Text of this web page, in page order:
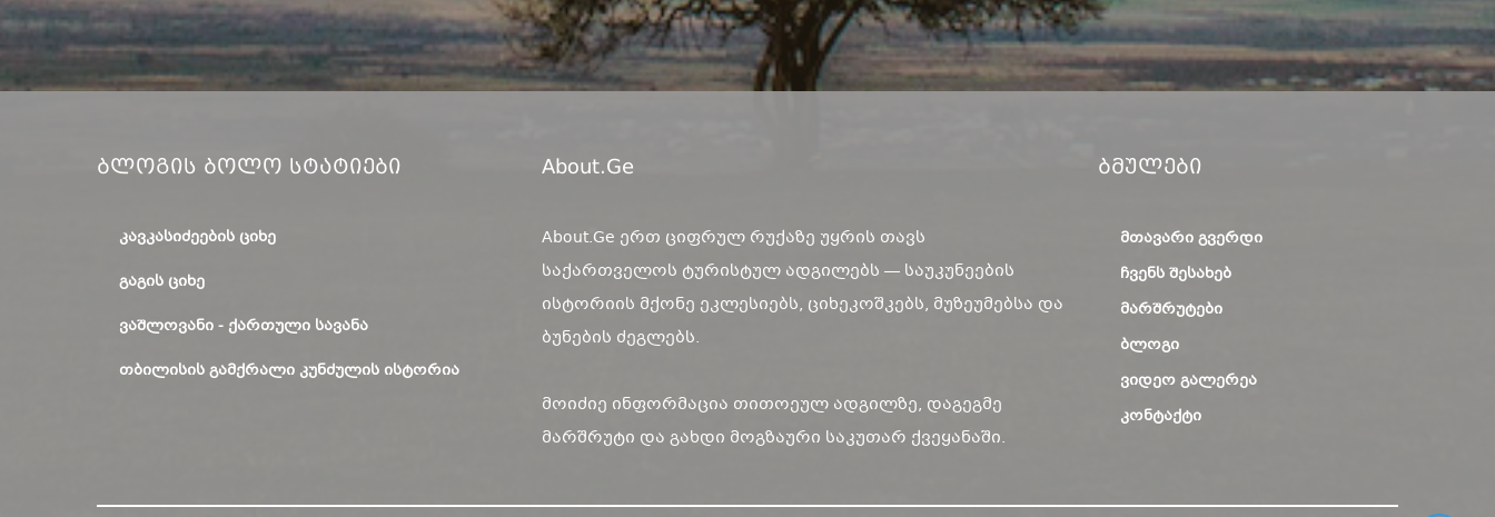
Ბლოგის Ბოლო Სტატიები
ᲙᲐᲕᲙᲐᲡᲘᲫᲔᲔᲑᲘᲡ ᲪᲘᲮᲔ
ᲒᲐᲒᲘᲡ ᲪᲘᲮᲔ
ᲕᲐᲨᲚᲝᲕᲐᲜᲘ - ᲥᲐᲠᲗᲣᲚᲘ ᲡᲐᲕᲐᲜᲐ
ᲗᲑᲘᲚᲘᲡᲘᲡ ᲒᲐᲛᲥᲠᲐᲚᲘ ᲙᲣᲜᲫᲣᲚᲘᲡ ᲘᲡᲢᲝᲠᲘᲐ
About.ge
About.Ge ერთ ციფრულ რუქაზე უყრის თავს
საქართველოს ტურისტულ ადგილებს — საუკუნეების
ისტორიის მქონე ეკლესიებს, ციხეკოშკებს, მუზეუმებსა და
ბუნების ძეგლებს.
მოიძიე ინფორმაცია თითოეულ ადგილზე, დაგეგმე
მარშრუტი და გახდი მოგზაური საკუთარ ქვეყანაში.
Ბმულები
ᲛᲗᲐᲕᲐᲠᲘ ᲒᲕᲔᲠᲓᲘ
ᲩᲕᲔᲜᲡ ᲨᲔᲡᲐᲮᲔᲑ
ᲛᲐᲠᲨᲠᲣᲢᲔᲑᲘ
ᲑᲚᲝᲒᲘ
ᲕᲘᲓᲔᲝ ᲒᲐᲚᲔᲠᲔᲐ
ᲙᲝᲜᲢᲐᲥᲢᲘ